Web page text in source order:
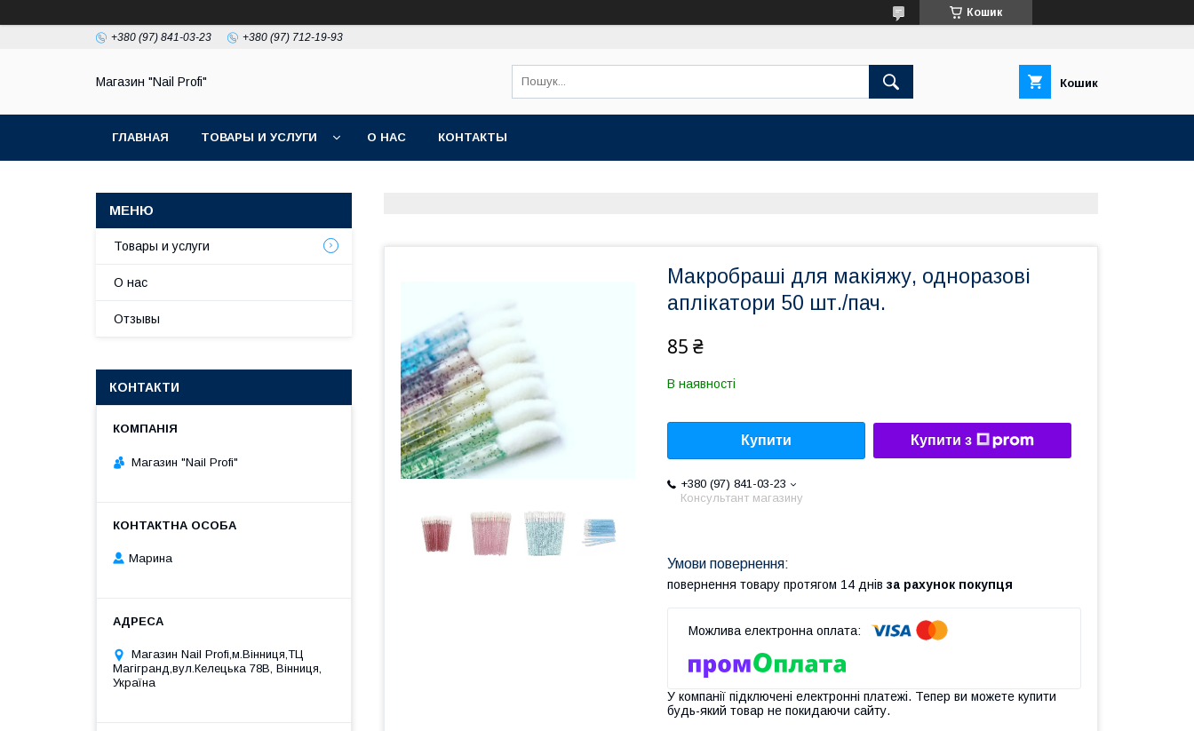
Кошик
+380 (97) 841-03-23 +380 (97) 712-19-93
Магазин "Nail Profi" Кошик
ГЛАВНАЯ ТОВАРЫ И УСЛУГИ О НАС КОНТАКТЫ
Макробраші для макіяжу, одноразові
аплікатори 50 шт./пач.
85 ₴
В наявності
Купити Купити з
+380 (97) 841-03-23
Консультант магазину
повернення товару протягом 14 днів за рахунок покупця
У компанії підключені електронні платежі. Тепер ви можете купити
будь-який товар не покидаючи сайту.
Товары и услуги
О нас
Отзывы
КОНТАКТИ
Магазин "Nail Profi"
Марина
Магазин Nail Profi,м.Вінниця,ТЦ
Магігранд,вул.Келецька 78В, Вінниця,
Україна